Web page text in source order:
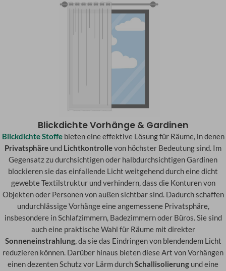
Blickdichte Vorhänge & Gardinen
Blickdichte Stoffebieten eine effektive Lösung für Räume, in denen
Privatsphäre und Lichtkontrollevon höchster Bedeutung sind. Im
Gegensatz zu durchsichtigen oder halbdurchsichtigen Gardinen
blockieren sie das einfallende Licht weitgehend durch eine dicht
gewebte Textilstruktur und verhindern, dass die Konturen von
Objekten oder Personen von außen sichtbar sind. Dadurch schaffen
undurchlässige Vorhänge eine angemessene Privatsphäre,
insbesondere in Schlafzimmern, Badezimmern oder Büros. Sie sind
auch eine praktische Wahl für Räume mit direkter
Sonneneinstrahlung, da sie das Eindringen von blendendem Licht
reduzieren können. Darüber hinaus bieten diese Art von Vorhängen
einen dezenten Schutz vor Lärm durchSchallisolierung und eine